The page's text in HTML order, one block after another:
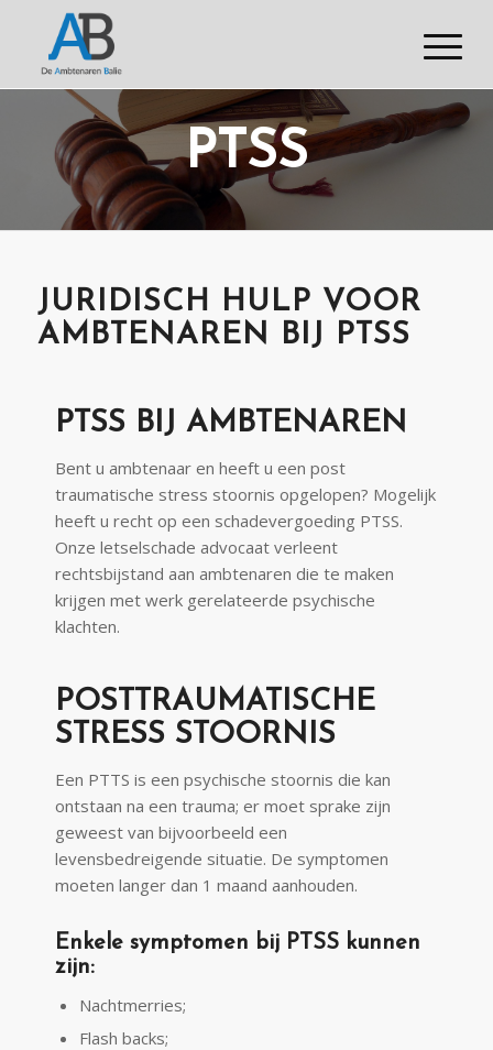
PTSS
JURIDISCH HULP VOOR
AMBTENAREN BIJ PTSS
PTSS BIJ AMBTENAREN
Bent u ambtenaar en heeft u een post
traumatische stress stoornis opgelopen? Mogelijk
heeft u recht op een schadevergoeding PTSS.
Onze letselschade advocaat verleent
rechtsbijstand aan ambtenaren die te maken
krijgen met werk gerelateerde psychische
klachten.
POSTTRAUMATISCHE
STRESS STOORNIS
Een PTTS is een psychische stoornis die kan
ontstaan na een trauma; er moet sprake zijn
geweest van bijvoorbeeld een
levensbedreigende situatie. De symptomen
moeten langer dan 1 maand aanhouden.
Enkele symptomen bij PTSS kunnen
zijn:
Nachtmerries;
Flash backs;